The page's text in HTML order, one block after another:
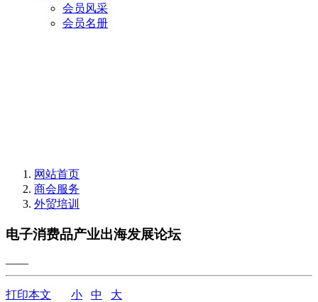
会员风采
会员名册
网站首页
商会服务
外贸培训
电子消费品产业出海发展论坛
——
打印本文 小 中 大